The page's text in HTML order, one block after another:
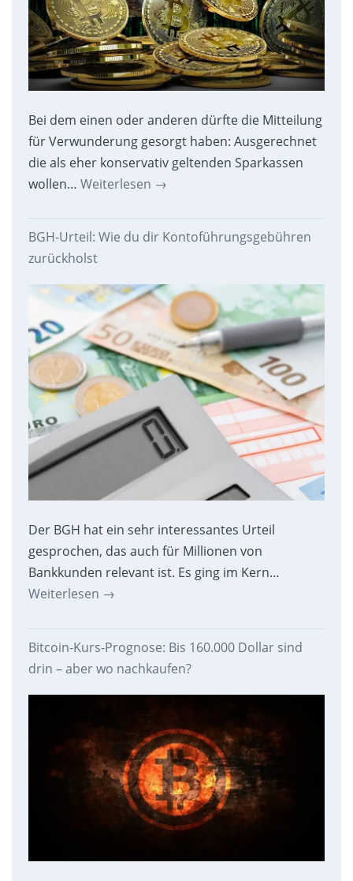
Bei dem einen oder anderen dürfte die Mitteilung
für Verwunderung gesorgt haben: Ausgerechnet
die als eher konservativ geltenden Sparkassen
wollen… Weiterlesen →
BGH-Urteil: Wie du dir Kontoführungsgebühren
zurückholst
Der BGH hat ein sehr interessantes Urteil
gesprochen, das auch für Millionen von
Bankkunden relevant ist. Es ging im Kern…
Weiterlesen →
Bitcoin-Kurs-Prognose: Bis 160.000 Dollar sind
drin – aber wo nachkaufen?